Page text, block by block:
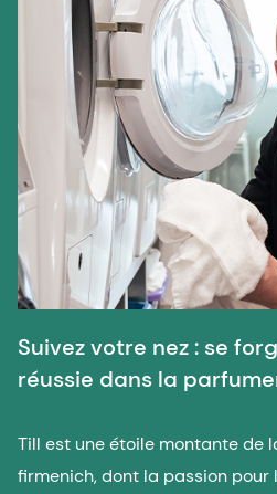
Suivez votre nez : se
réussie dans la
Till est une étoile montante de
firmenich, dont la passion pour